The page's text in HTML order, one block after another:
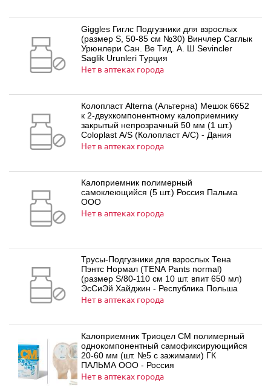
Giggles Гиглс Подгузники для взрослых
(размер S, 50-85 см №30) Винчлер Саглык
Урюнлери Сан. Ве Тид. А. Ш Sevincler
Saglik Urunleri Турция
Нет в аптеках города
Колопласт Alterna (Альтерна) Мешок 6652
к 2-двухкомпонентному калоприемнику
закрытый непрозрачный 50 мм (1 шт.)
Coloplast A/S (Колопласт А/С) - Дания
Нет в аптеках города
Калоприемник полимерный
самоклеющийся (5 шт.) Россия Пальма
ООО
Нет в аптеках города
Трусы-Подгузники для взрослых Тена
Пэнтс Нормал (TENA Pants normal)
(размер S/80-110 см 10 шт. впит 650 мл)
ЭсСиЭй Хайджин - Республика Польша
Нет в аптеках города
Калоприемник Триоцел СМ полимерный
однокомпонентный самофиксирующийся
20-60 мм (шт. №5 с зажимами) ГК
ПАЛЬМА ООО - Россия
Нет в аптеках города